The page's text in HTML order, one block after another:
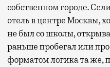
собственном городе.
отель в центре Москвы,
не был со школы,
раньше пробегал или
форматом логика та же,